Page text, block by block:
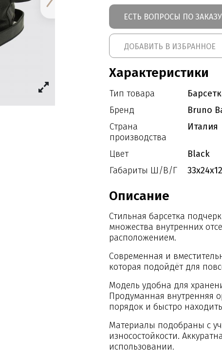
ЕСТЬ ВОПРОСЫ ПО
ДОБАВИТЬ В ИЗБРАННОЕ
Характеристики
Тип товара
Бренд
Bruno
Страна
производства
Италия
Цвет
Black
Габариты Ш/В/Г
33x24x12
Описание
Стильная барсетка
множества внутренних
расположением.
Современная и
которая подойдёт для
Модель удобна для
Продуманная внутренняя
порядок и быстро
Материалы подобраны с
износостойкости.
использовании.